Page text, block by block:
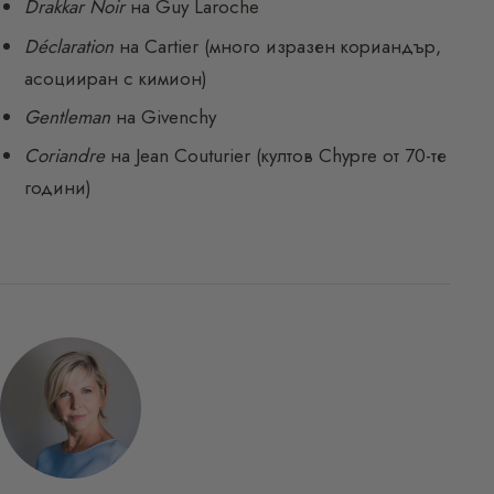
Drakkar Noirна Guy Laroche
Déclaration на Cartier (много изразен кориандър,
асоцииран с кимион)
Gentleman на Givenchy
Coriandreна Jean Couturier (култов Chypre от 70-те
години)